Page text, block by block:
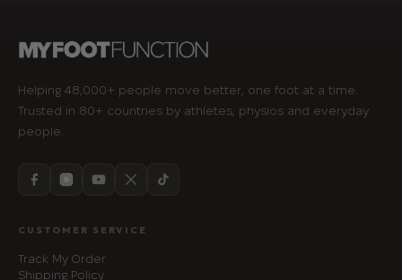
Helping 48,000+ people move better, one foot at a time.
Trusted in 80+ countries by athletes, physios and everyday
people.
CUSTOMER SERVICE
Track My Order
Shipping Policy